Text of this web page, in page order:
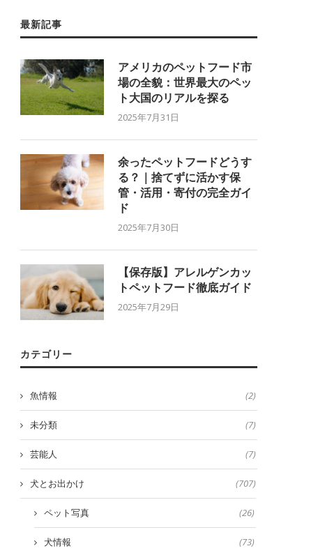
最新記事
アメリカのペットフード市
場の全貌：世界最大のペッ
ト大国のリアルを探る
2025年7月31日
余ったペットフードどうす
る？｜捨てずに活かす保
管・活用・寄付の完全ガイ
ド
2025年7月30日
【保存版】アレルゲンカッ
トペットフード徹底ガイド
2025年7月29日
カテゴリー
魚情報 (2)
未分類 (7)
芸能人 (7)
犬とお出かけ (707)
ペット写真 (26)
犬情報 (73)